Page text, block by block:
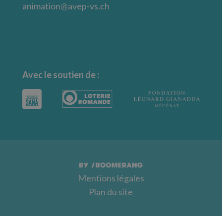
animation@avep-vs.ch
Avec le soutien de :
Mentions légales
Plan du site